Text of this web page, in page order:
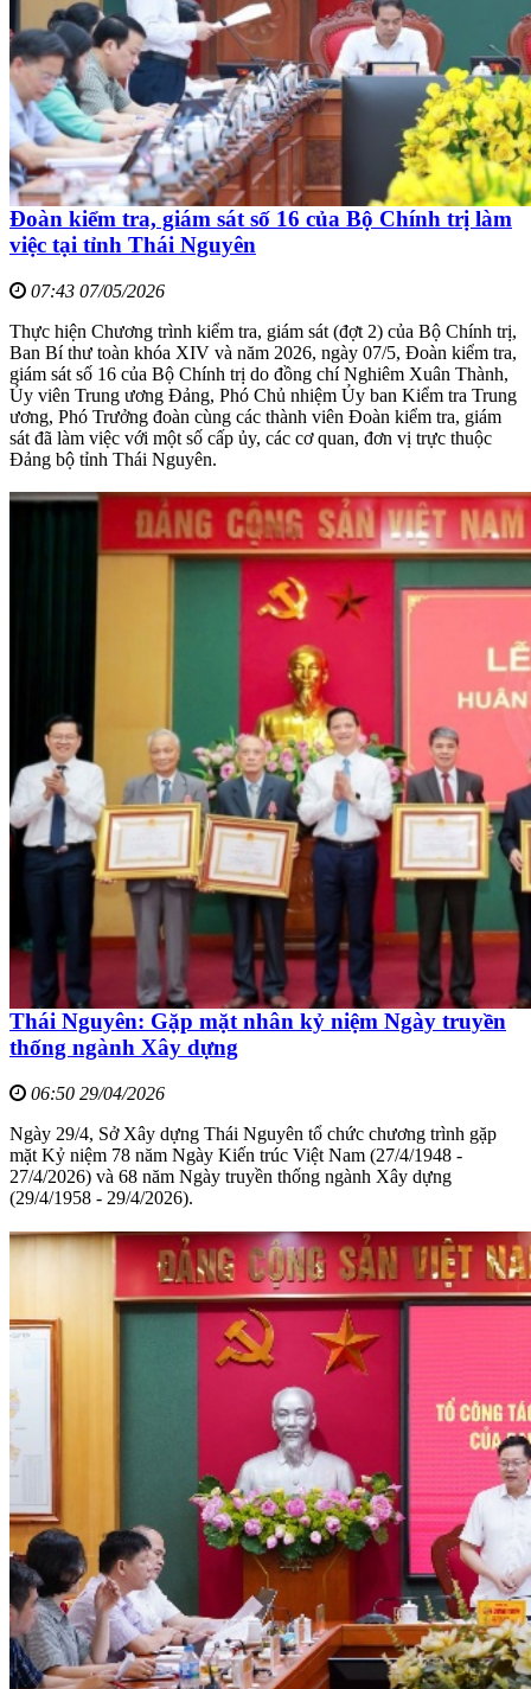
Đoàn kiểm tra, giám sát số 16 của Bộ Chính trị làm
việc tại tỉnh Thái Nguyên
07:43 07/05/2026
Thực hiện Chương trình kiểm tra, giám sát (đợt 2) của Bộ Chính trị,
Ban Bí thư toàn khóa XIV và năm 2026, ngày 07/5, Đoàn kiểm tra,
giám sát số 16 của Bộ Chính trị do đồng chí Nghiêm Xuân Thành,
Ủy viên Trung ương Đảng, Phó Chủ nhiệm Ủy ban Kiểm tra Trung
ương, Phó Trưởng đoàn cùng các thành viên Đoàn kiểm tra, giám
sát đã làm việc với một số cấp ủy, các cơ quan, đơn vị trực thuộc
Đảng bộ tỉnh Thái Nguyên.
Thái Nguyên: Gặp mặt nhân kỷ niệm Ngày truyền
thống ngành Xây dựng
06:50 29/04/2026
Ngày 29/4, Sở Xây dựng Thái Nguyên tổ chức chương trình gặp
mặt Kỷ niệm 78 năm Ngày Kiến trúc Việt Nam (27/4/1948 -
27/4/2026) và 68 năm Ngày truyền thống ngành Xây dựng
(29/4/1958 - 29/4/2026).